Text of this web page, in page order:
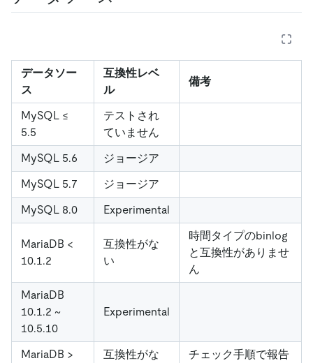
データソー
ス
互換性レベ
ル
備考
MySQL ≤
5.5
テストされ
ていません
MySQL 5.6
ジョージア
MySQL 5.7
ジョージア
MySQL 8.0
Experimental
MariaDB <
10.1.2
互換性がな
い
時間タイプのbinlog
と互換性がありませ
ん
MariaDB
10.1.2 ~
10.5.10
Experimental
MariaDB >
互換性がな
チェック手順で報告